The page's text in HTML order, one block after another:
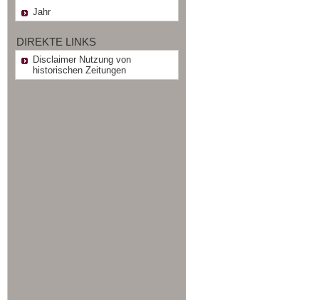
Jahr
DIREKTE LINKS
Disclaimer Nutzung von
historischen Zeitungen